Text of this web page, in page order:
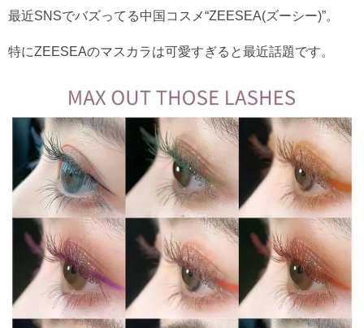
最近SNSでバズってる中国コスメ“ZEESEA(ズーシー)”。
特にZEESEAのマスカラは可愛すぎると最近話題です。